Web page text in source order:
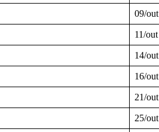
09/out
11/out
14/out
16/out
21/out
25/out